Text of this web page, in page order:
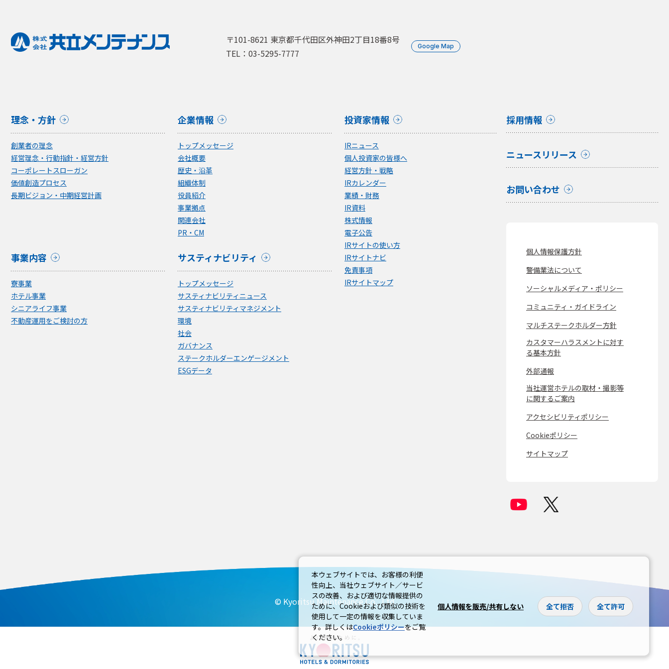
〒101-8621 東京都千代田区外神田2丁目18番8号
TEL：03-5295-7777
Google Map
理念・方針
創業者の理念
経営理念・行動指針・経営方針
コーポレートスローガン
価値創造プロセス
長期ビジョン・中期経営計画
企業情報
トップメッセージ
会社概要
歴史・沿革
組織体制
役員紹介
事業拠点
関連会社
PR・CM
事業内容
寮事業
ホテル事業
シニアライフ事業
不動産運用をご検討の方
サスティナビリティ
トップメッセージ
サスティナビリティニュース
サスティナビリティマネジメント
環境
社会
ガバナンス
ステークホルダーエンゲージメント
ESGデータ
投資家情報
IRニュース
個人投資家の皆様へ
経営方針・戦略
IRカレンダー
業績・財務
IR資料
株式情報
電子公告
IRサイトの使い方
IRサイトナビ
免責事項
IRサイトマップ
採用情報
ニュースリリース
お問い合わせ
個人情報保護方針
警備業法について
ソーシャルメディア・ポリシー
コミュニティ・ガイドライン
マルチステークホルダー方針
カスタマーハラスメントに対す
る基本方針
外部通報
当社運営ホテルの取材・撮影等
に関するご案内
アクセシビリティポリシー
Cookieポリシー
サイトマップ
© Kyoritsu Maintenance Co., Ltd
本ウェブサイトでは、お客様の利便
性向上、当社ウェブサイト／サービ
スの改善、および適切な情報提供の
ために、Cookieおよび類似の技術を
使用して一定の情報を収集していま
す。詳しくはCookieポリシーをご覧
ください。
個人情報を販売/共有しない 全て拒否 全て許可